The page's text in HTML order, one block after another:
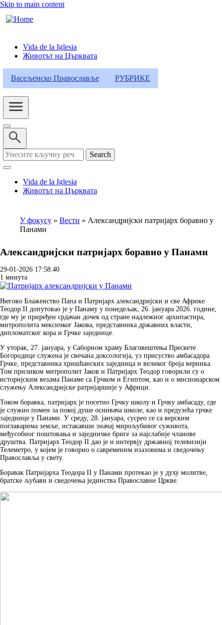
Skip to main content
Header
Category
Menu
Vida de la Iglesia
Животът на Църквата
Васељенско Православље РУБРИКЕ
Search
Vida de la Iglesia
Животът на Църквата
Breadcrumb
У фокусу Вести
Александријски патријарх боравио у
Панами
Александријски патријарх боравио у Панами
29-01-2026 17:58:40
1 минута
Његово Блаженство Папа и Патријарх александријски и све Африке
Теодор II допутовао је у Панаму у понедељак, 26. јануара 2026. године,
где му је приређен срдачан дочек од стране надлежног архипастира,
митрополита мексичког Јакова, представника државних власти,
дипломатског кора и Грчке заједнице.
У уторак, 27. јануара, у Саборном храму Благовештења Пресвете
Богородице служена је свечана доксологија, уз присуство амбасадора
Грчке, представника хришћанских заједница и великог броја верника.
Том приликом митрополит Јаков и Патријарх Теодор говорили су о
историјским везама Панаме са Грчком и Египтом, као и о мисионарском
служењу Александријске pатријаршије у Африци.
Током боравка, патријарх је посетио Грчку школу и Грчку амбасаду, где
је служио помен за покој душе оснивача школе, као и предузећа грчке
заједнице у Панами. У среду, 28. јануара, сусрео се са верским
поглаварима земље, истакавши значај мирољубивог суживота,
међусобног поштовања и заједничке бриге за најслабије чланове
друштва. Патријарх Теодор II дао је и интервју државној телевизији
Телеметро, у којем је говорио о савременим изазовима и сведочењу
Православља у свету.
Боравак Патријарха Теодора II у Панами протекао је у духу молитве,
братске љубави и сведочења јединства Православне Цркве.